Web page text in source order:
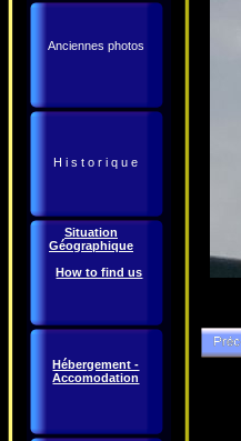
Anciennes photos
H i s t o r i q u e
Situation
Géographique
How to find us
Hébergement -
Accomodation